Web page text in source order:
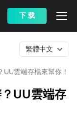
下 载
UU雲端存檔來幫你！
繁體中文
UU雲端存